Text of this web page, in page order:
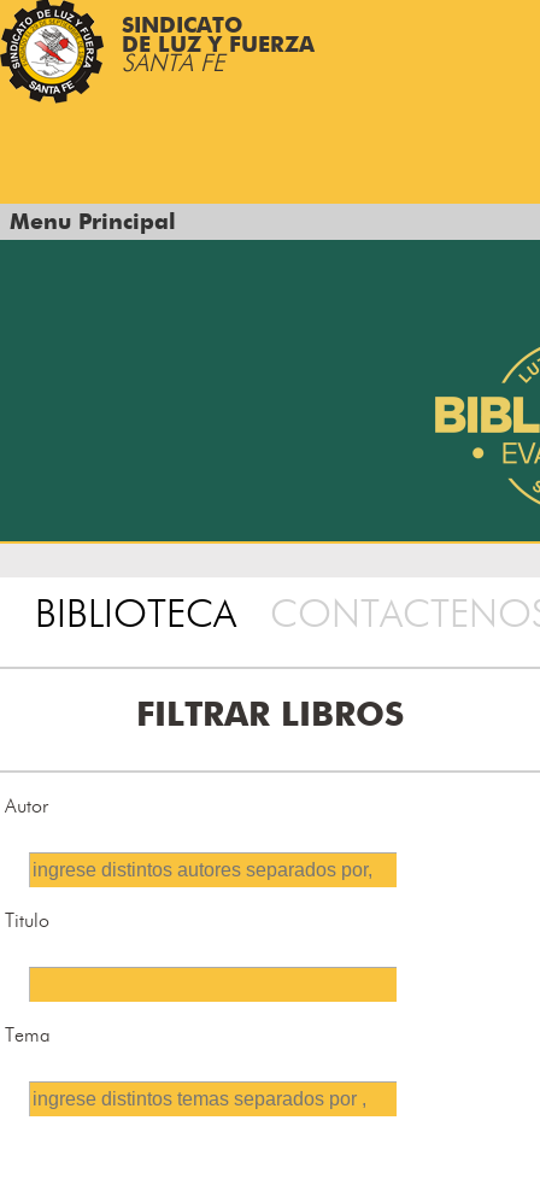
SINDICATO
DE LUZ Y FUERZA
SANTA FE
Menu Principal
BIBLIOTECA
FILTRAR LIBROS
Autor
Titulo
Tema